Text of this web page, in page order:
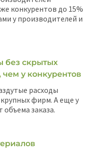
конкурентов до 15%
у производителей и
без скрытых
у конкурентов
расходы
фирм. А еще у
объема заказа.